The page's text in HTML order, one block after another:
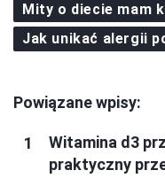
Mity o diecie mam
Jak unikać alergii
Powiązane wpisy:
Witamina d3
praktyczny